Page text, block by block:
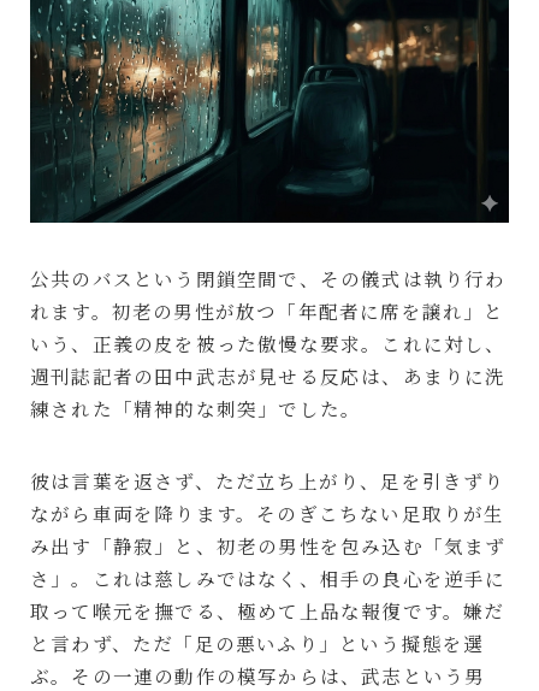
公共のバスという閉鎖空間で、その儀式は執り行わ
れます。初老の男性が放つ「年配者に席を譲れ」と
いう、正義の皮を被った傲慢な要求。これに対し、
週刊誌記者の田中武志が見せる反応は、あまりに洗
練された「精神的な刺突」でした。
彼は言葉を返さず、ただ立ち上がり、足を引きずり
ながら車両を降ります。そのぎこちない足取りが生
み出す「静寂」と、初老の男性を包み込む「気まず
さ」。これは慈しみではなく、相手の良心を逆手に
取って喉元を撫でる、極めて上品な報復です。嫌だ
と言わず、ただ「足の悪いふり」という擬態を選
ぶ。その一連の動作の模写からは、武志という男